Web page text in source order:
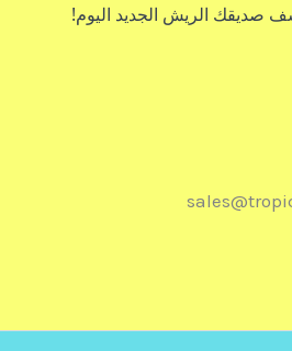
صديقك الريش الجديد اليوم!